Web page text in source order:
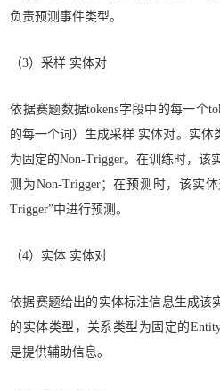
负责预测事件类型。
（3）采样 实体对
依据赛题数据tokens字段中的每一个
的每一个词）生成采样 实体对。实体
为固定的Non-Trigger。在训练时，该
测为Non-Trigger；在预测时，该实
Trigger”中进行预测。
（4）实体 实体对
依据赛题给出的实体标注信息生成该
的实体类型，关系类型为固定的
是提供辅助信息。